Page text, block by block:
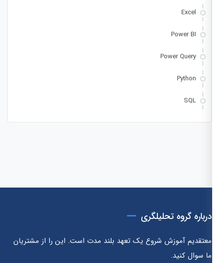
Excel
Power BI
Power Query
Python
SQL
درباره گروه تحلیلگری
معتقدیم آموزش شروع یک تعهد بلند مدت است. این را از مشتریان
ما سوال کنید.